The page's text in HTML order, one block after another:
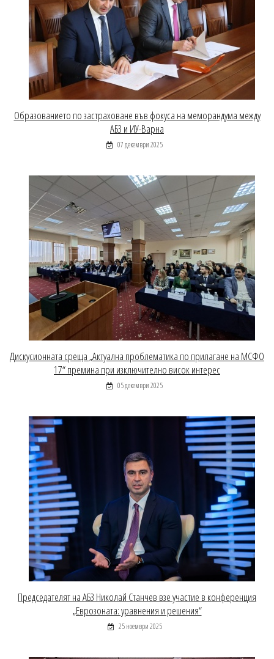
Образованието по застраховане във фокуса на меморандума между
АБЗ и ИУ-Варна
07 декември 2025
Дискусионната среща „Актуална проблематика по прилагане на МСФО
17“ премина при изключително висок интерес
05 декември 2025
Председателят на АБЗ Николай Станчев взе участие в конференция
„Еврозоната: уравнения и решения“
25 ноември 2025